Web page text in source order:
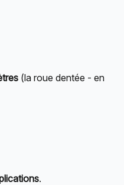
(la roue dentée - en
.